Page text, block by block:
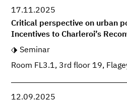
17.11.2025
Critical perspective on urban
Incentives to Charleroi’s
Seminar
Room FL3.1, 3rd floor 19,
12.09.2025